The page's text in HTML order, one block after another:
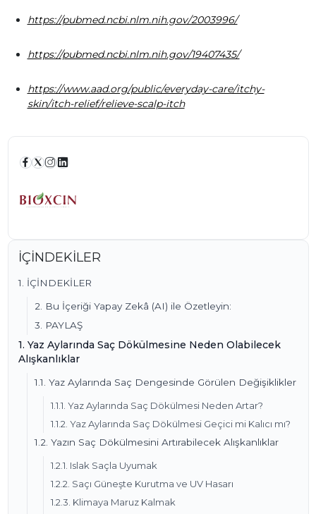
İÇİNDEKİLER
1. İÇİNDEKİLER
2. Bu İçeriği Yapay Zekâ (AI) ile Özetleyin:
3. PAYLAŞ
1. Yaz Aylarında Saç Dökülmesine Neden Olabilecek
Alışkanlıklar
1.1. Yaz Aylarında Saç Dengesinde Görülen Değişiklikler
1.1.1. Yaz Aylarında Saç Dökülmesi Neden Artar?
1.1.2. Yaz Aylarında Saç Dökülmesi Geçici mi Kalıcı mı?
1.2. Yazın Saç Dökülmesini Artırabilecek Alışkanlıklar
1.2.1. Islak Saçla Uyumak
1.2.2. Saçı Güneşte Kurutma ve UV Hasarı
1.2.3. Klimaya Maruz Kalmak
https://pubmed.ncbi.nlm.nih.gov/2003996/
https://pubmed.ncbi.nlm.nih.gov/19407435/
https://www.aad.org/public/everyday-care/itchy-
skin/itch-relief/relieve-scalp-itch